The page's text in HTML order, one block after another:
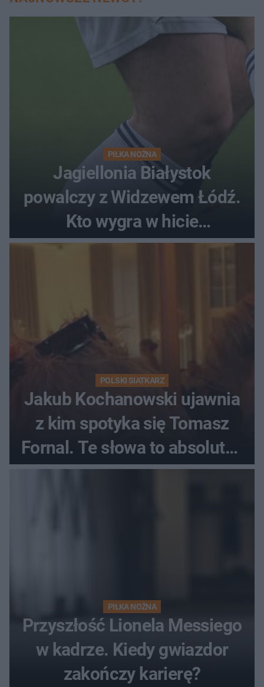
PIŁKA NOŻNA
Jagiellonia Białystok
powalczy z Widzewem Łódź.
Kto wygra w hicie
Ekstraklasy?
POLSKI SIATKARZ
Jakub Kochanowski ujawnia
z kim spotyka się Tomasz
Fornal. Te słowa to absolutny
hit
PIŁKA NOŻNA
Przyszłość Lionela Messiego
w kadrze. Kiedy gwiazdor
zakończy karierę?